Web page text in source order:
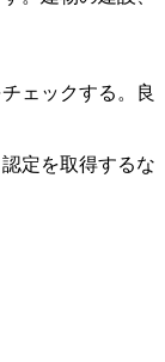
ェックする。良
定を取得するな